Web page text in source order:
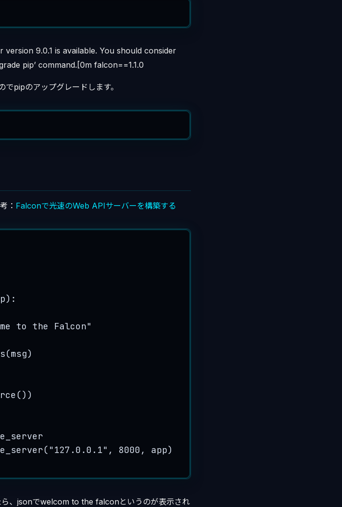
version 9.0.1 is available. You should consider
pip’ command.[0m falcon==1.1.0
pipのアップグレードします。
： Falconで光速のWeb APIサーバーを構築する
to the Falcon"
" 127.0.0.1" , 8000, app)
ら、jsonでwelcom to the falconというのが表示され